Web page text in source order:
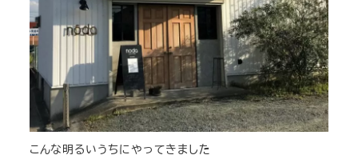
こんな明るいうちにやってきました